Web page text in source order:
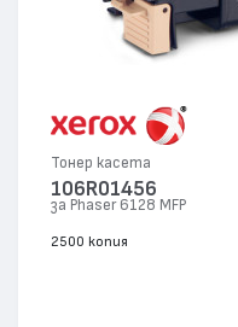
Тонер касета
106R01456
за Phaser 6128 MFP
2500 копия